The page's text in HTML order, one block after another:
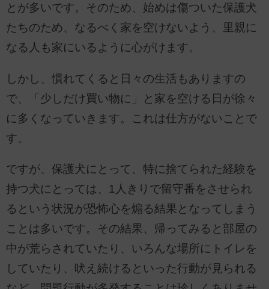
とが多いです。そのため、始めは傷ついた保護犬
たちのため、なるべく家を空けないよう、里親に
なる人も家にいるように心がけます。
しかし、慣れてくると日々の生活もありますの
で、「少しだけ買い物に」と家を空ける日が徐々
に多くなっていきます。これは仕方がないことで
す。
ですが、保護犬にとって、特に捨てられた経験を
持つ犬にとっては、1人きりで留守番をさせられ
るという状況が恐怖心を煽る結果となってしまう
ことは多いです。その結果、帰ってみると部屋の
中が荒らされていたり、いろんな場所にトイレを
していたり、吠え続けるといった行動が見られる